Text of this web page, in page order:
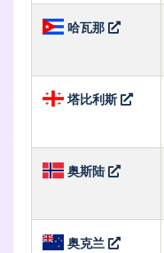
哈瓦那
塔比利斯
奥斯陆
奥克兰